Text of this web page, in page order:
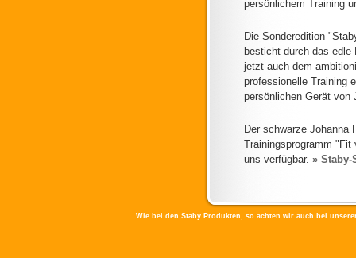
persönlichem Training
Die Sonderedition
besticht durch das edle
jetzt auch dem
professionelle Training
persönlichen Gerät von
Der schwarze Johanna
Trainingsprogramm
uns verfügbar. » Staby-
Wie bei den Staby Produkten, so achten wir auch bei